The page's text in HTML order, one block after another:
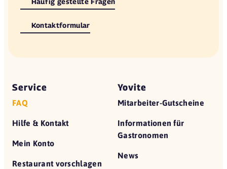
Kontaktformular
Service
FAQ
Hilfe & Kontakt
Mein Konto
Restaurant vorschlagen
Yovite
Mitarbeiter-Gutscheine
Informationen für
Gastronomen
News